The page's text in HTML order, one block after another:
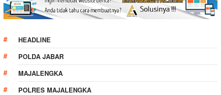
HEADLINE
POLDA JABAR
MAJALENGKA
POLRES MAJALENGKA